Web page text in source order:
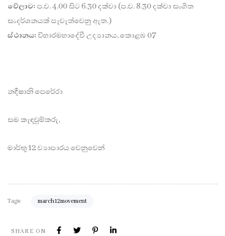
වේලාව: ප.ව. 4.00 සිට 6.30 දක්වා (ප.ව. 8.30 දක්වා සංගීත
සංදර්ශනයක් පැවැත්වෙනු ඇත.)
ස්ථානය: විහාරමහාදේවී උද්‍යානය, කොළඹ 07
නදීෂානි පෙරේරා
සම කැඳවුම්කරු,
මාර්තු 12 ව්‍යාපාරය වෙනුවෙන්
Tags: march12movement
SHARE ON